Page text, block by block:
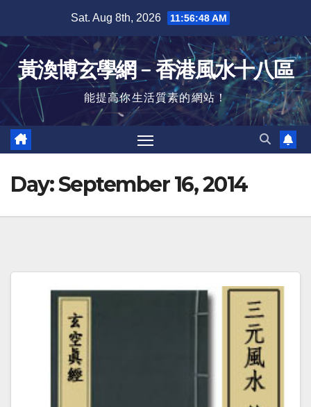
content
Sat. Aug 8th, 2026 11:56:49 AM
黃渙博玄學網﹣香港風水十八區
能提高你生活質素的網站！
Day:September 16, 2014